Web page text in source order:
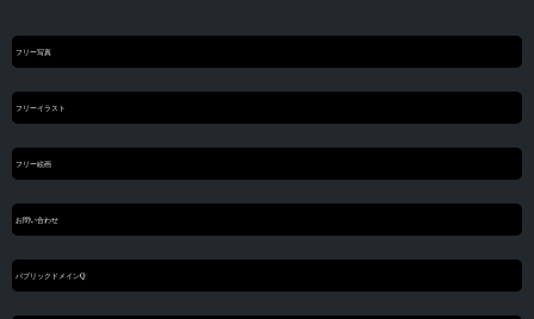
フリー写真
フリーイラスト
フリー絵画
お問い合わせ
パブリックドメインQ